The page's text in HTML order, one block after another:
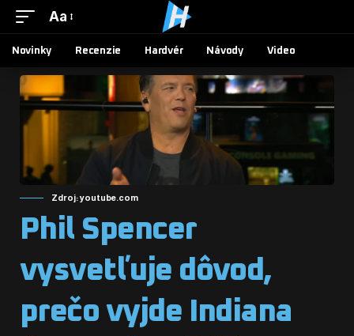
Aa
Novinky Recenzie Hardvér Návody Video
Zdroj: youtube.com
Phil Spencer
vysvetľuje dôvod,
prečo vyjde Indiana